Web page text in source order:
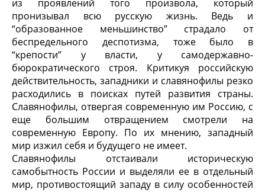
из проявлений того произвола, который
пронизывал всю русскую жизнь. Ведь и
“образованное меньшинство” страдало от
беспредельного деспотизма, тоже было в
“крепости” у власти, у самодержавно-
бюрократического строя. Критикуя российскую
действительность, западники и славянофилы резко
расходились в поисках путей развития страны.
Славянофилы, отвергая современную им Россию, с
еще большим отвращением смотрели на
современную Европу. По их мнению, западный
мир изжил себя и будущего не имеет.
Славянофилы отстаивали историческую
самобытность России и выделяли ее в отдельный
мир, противостоящий западу в силу особенностей